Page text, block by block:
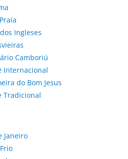
Ingleses
Camboriú
Internacional
do Bom Jesus
Tradicional
Janeiro